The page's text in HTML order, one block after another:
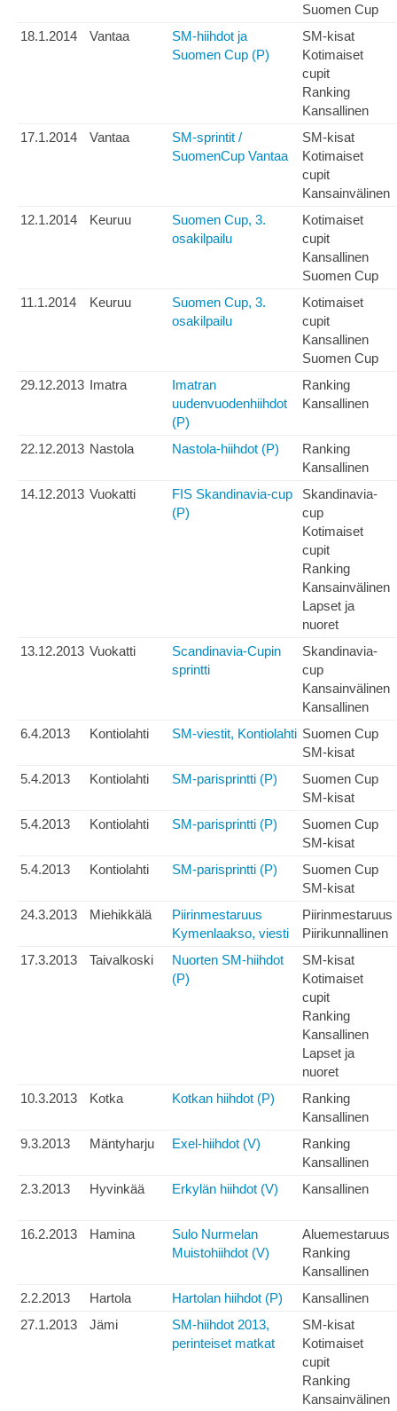
Suomen Cup
18.1.2014
Vantaa
SM-hiihdot ja
Suomen Cup (P)
SM-kisat
Kotimaiset
cupit
Ranking
Kansallinen
17.1.2014
Vantaa
SM-sprintit /
SuomenCup Vantaa
SM-kisat
Kotimaiset
cupit
Kansainvälinen
12.1.2014
Keuruu
Suomen Cup, 3.
osakilpailu
Kotimaiset
cupit
Kansallinen
Suomen Cup
11.1.2014
Keuruu
Suomen Cup, 3.
osakilpailu
Kotimaiset
cupit
Kansallinen
Suomen Cup
29.12.2013 Imatra
Imatran
uudenvuodenhiihdot
(P)
Ranking
Kansallinen
22.12.2013 Nastola Nastola-hiihdot (P)
Ranking
Kansallinen
14.12.2013 Vuokatti
FIS Skandinavia-cup
(P)
Skandinavia-
cup
Kotimaiset
cupit
Ranking
Kansainvälinen
Lapset ja
nuoret
13.12.2013 Vuokatti
Scandinavia-Cupin
sprintti
Skandinavia-
cup
Kansainvälinen
Kansallinen
6.4.2013
Kontiolahti SM-viestit, Kontiolahti Suomen Cup
SM-kisat
5.4.2013
Kontiolahti SM-parisprintti (P)
Suomen Cup
SM-kisat
5.4.2013
Kontiolahti SM-parisprintti (P)
Suomen Cup
SM-kisat
5.4.2013
Kontiolahti SM-parisprintti (P)
Suomen Cup
SM-kisat
24.3.2013
Miehikkälä
Piirinmestaruus
Kymenlaakso, viesti
Piirinmestaruus
Piirikunnallinen
17.3.2013
Taivalkoski
Nuorten SM-hiihdot
(P)
SM-kisat
Kotimaiset
cupit
Ranking
Kansallinen
Lapset ja
nuoret
10.3.2013
Kotka Kotkan hiihdot (P)
Ranking
Kansallinen
9.3.2013
Mäntyharju Exel-hiihdot (V)
Ranking
Kansallinen
2.3.2013
Hyvinkää Erkylän hiihdot (V) Kansallinen
16.2.2013 Hamina
Sulo Nurmelan
Muistohiihdot (V)
Aluemestaruus
Ranking
Kansallinen
2.2.2013
Hartola Hartolan hiihdot (P)
Kansallinen
27.1.2013
Jämi
SM-hiihdot 2013,
perinteiset matkat
SM-kisat
Kotimaiset
cupit
Ranking
Kansainvälinen